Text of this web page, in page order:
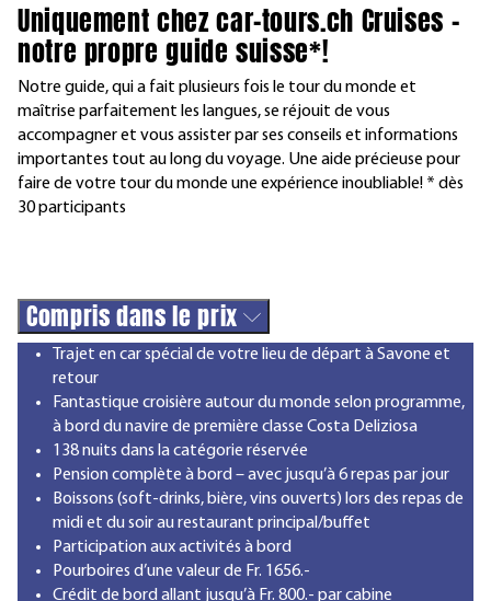
Uniquement chez car-tours.ch Cruises –
notre propre guide suisse*!
Notre guide, qui a fait plusieurs fois le tour du monde et
maîtrise parfaitement les langues, se réjouit de vous
accompagner et vous assister par ses conseils et informations
importantes tout au long du voyage. Une aide précieuse pour
faire de votre tour du monde une expérience inoubliable! * dès
30 participants
Compris dans le prix
Trajet en car spécial de votre lieu de départ à Savone et
retour
Fantastique croisière autour du monde selon programme,
à bord du navire de première classe Costa Deliziosa
138 nuits dans la catégorie réservée
Pension complète à bord – avec jusqu’à 6 repas par jour
Boissons (soft-drinks, bière, vins ouverts) lors des repas de
midi et du soir au restaurant principal/buffet
Participation aux activités à bord
Pourboires d’une valeur de Fr. 1656.-
Crédit de bord allant jusqu’à Fr. 800.- par cabine